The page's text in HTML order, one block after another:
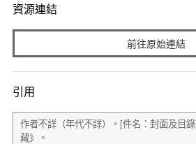
資源連結
前往原始連結
引用